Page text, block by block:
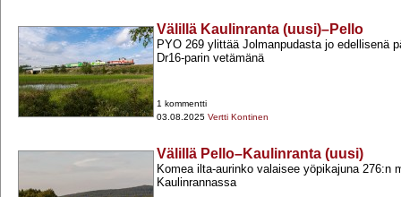
Välillä Kaulinranta (uusi)–Pello
PYO 269 ylittää Jolmanpudasta jo edellisenä
Dr16-​parin vetämänä
1 kommentti
03.08.2025 Vertti Kontinen
Välillä Pello–Kaulinranta (uusi)
Komea ilta-​aurinko valaisee yöpikajuna 276:n
Kaulinrannassa